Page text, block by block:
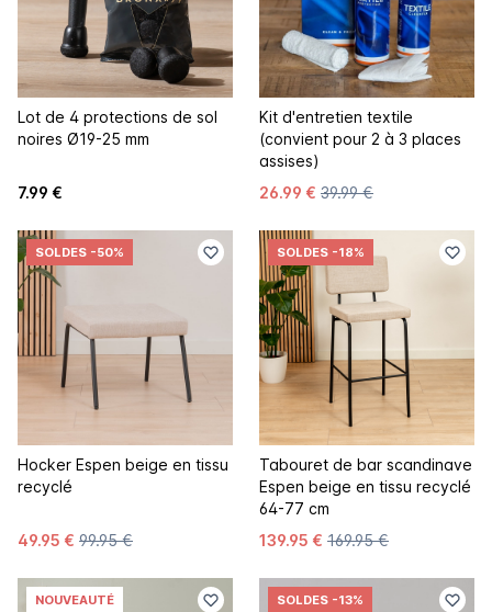
Lot de 4 protections de sol
noires Ø19-25 mm
7.99 €
Kit d'entretien textile
(convient pour 2 à 3 places
assises)
26.99 € 39.99 €
SOLDES -50%
Hocker Espen beige en tissu
recyclé
49.95 € 99.95 €
SOLDES -18%
Tabouret de bar scandinave
Espen beige en tissu recyclé
64-77 cm
139.95 € 169.95 €
NOUVEAUTÉ SOLDES -13%